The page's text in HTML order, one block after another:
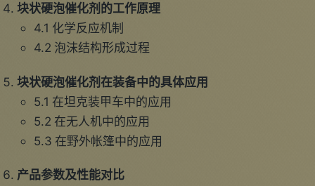
块状硬泡催化剂的工作原理
4.1 化学反应机制
4.2 泡沫结构形成过程
块状硬泡催化剂在装备中的具体应用
5.1 在坦克装甲车中的应用
5.2 在无人机中的应用
5.3 在野外帐篷中的应用
产品参数及性能对比